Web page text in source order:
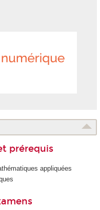
prérequis
appliquées